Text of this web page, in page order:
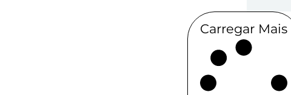
Carregar Mais